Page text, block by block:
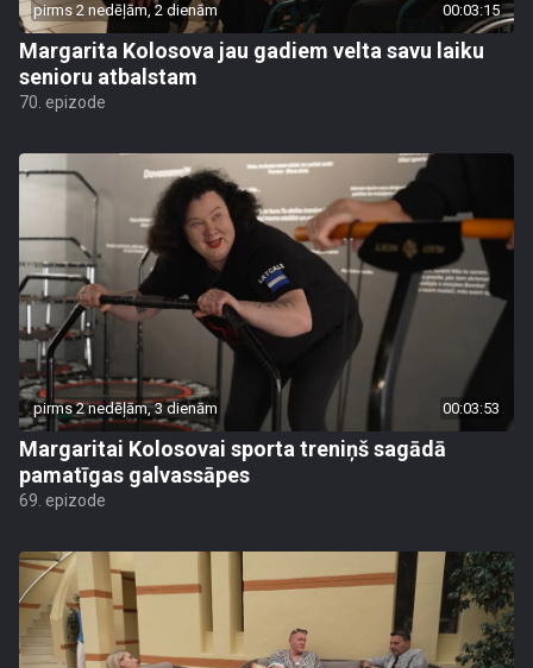
pirms 2 nedēļām, 2 dienām 00:03:15
Margarita Kolosova jau gadiem velta savu laiku
senioru atbalstam
70. epizode
pirms 2 nedēļām, 3 dienām 00:03:53
Margaritai Kolosovai sporta treniņš sagādā
pamatīgas galvassāpes
69. epizode